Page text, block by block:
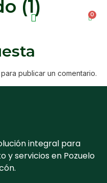
0
(1)
para publicar un comentario.
integral para
y servicios en Pozuelo